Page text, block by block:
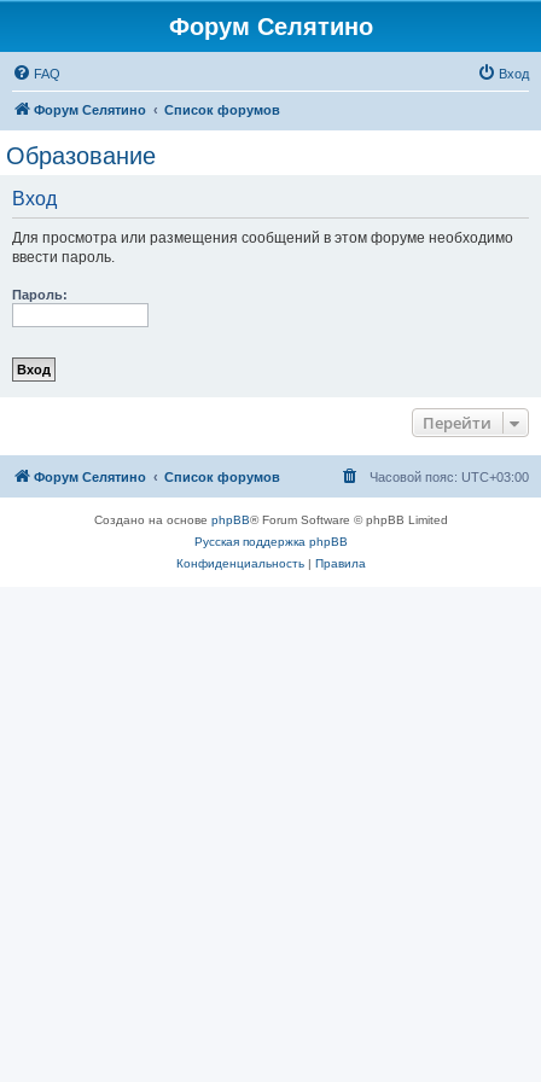
Форум Селятино
FAQ Вход
Форум Селятино Список форумов
Образование
Вход
Для просмотра или размещения сообщений в этом форуме необходимо
ввести пароль.
Пароль:
Перейти
Форум Селятино Список форумов Часовой пояс: UTC+03:00
Создано на основе phpBB® Forum Software © phpBB Limited
Русская поддержка phpBB
Конфиденциальность| Правила